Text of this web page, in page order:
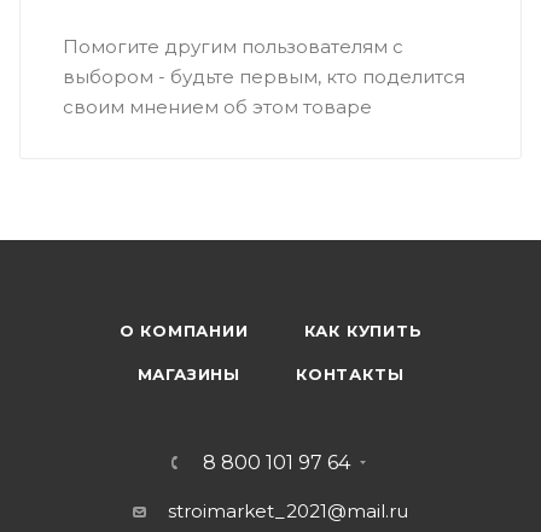
Помогите другим пользователям с
выбором - будьте первым, кто поделится
своим мнением об этом товаре
О КОМПАНИИ КАК КУПИТЬ
МАГАЗИНЫ КОНТАКТЫ
8 800 101 97 64
stroimarket_2021@mail.ru